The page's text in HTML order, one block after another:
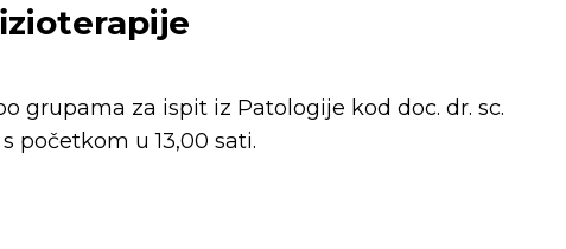
grupama za ispit iz Patologije kod doc. dr. sc.
početkom u 13,00 sati.